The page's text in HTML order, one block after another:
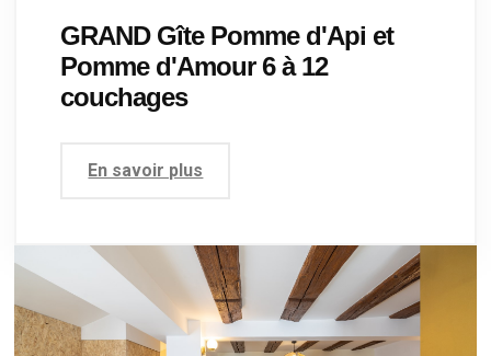
GRAND Gîte Pomme d'Api et
Pomme d'Amour 6 à 12
couchages
En savoir plus